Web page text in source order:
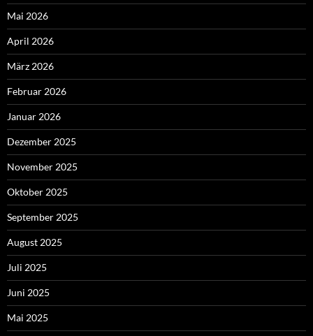
Mai 2026
April 2026
März 2026
Februar 2026
Januar 2026
Dezember 2025
November 2025
Oktober 2025
September 2025
August 2025
Juli 2025
Juni 2025
Mai 2025